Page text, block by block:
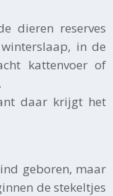
dieren reserves
in de
kattenvoer of
daar krijgt het
geboren, maar
de stekeltjes